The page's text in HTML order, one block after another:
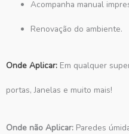
Acompanha manual
Renovação do ambiente.
Onde Aplicar: Em qualquer
portas, Janelas e muito mais!
Onde não Aplicar: Paredes